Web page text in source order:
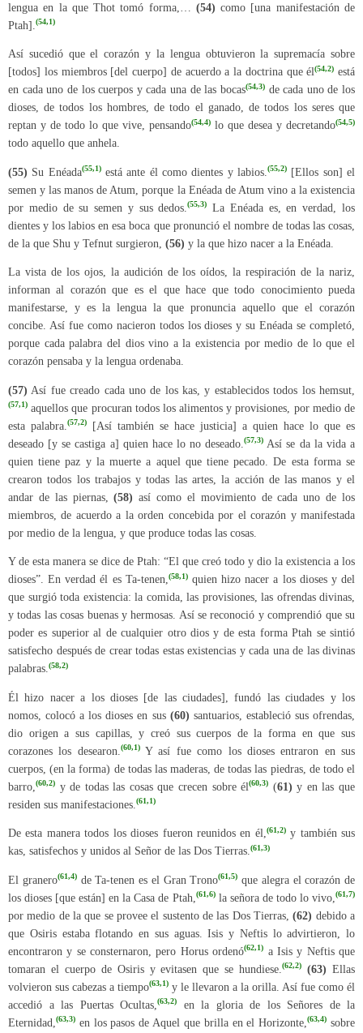
lengua en la que Thot tomó forma,… (54) como [una manifestación de
Ptah]. (54,1)
Así sucedió que el corazón y la lengua obtuvieron la supremacía sobre
[todos] los miembros [del cuerpo] de acuerdo a la doctrina que él(54,2) está
en cada uno de los cuerpos y cada una de las bocas(54,3)de cada uno de los
dioses, de todos los hombres, de todo el ganado, de todos los seres que
reptan y de todo lo que vive, pensando(54,4) lo que desea y decretando(54,5)
todo aquello que anhela.
(55) Su Enéada(55,1)está ante él como dientes y labios.(55,2) [Ellos son] el
semen y las manos de Atum, porque la Enéada de Atum vino a la existencia
por medio de su semen y sus dedos.(55,3)
La Enéada es, en verdad, los
dientes y los labios en esa boca que pronunció el nombre de todas las cosas,
de la que Shu y Tefnut surgieron, (56) y la que hizo nacer a la Enéada.
La vista de los ojos, la audición de los oídos, la respiración de la nariz,
informan al corazón que es el que hace que todo conocimiento pueda
manifestarse, y es la lengua la que pronuncia aquello que el corazón
concibe. Así fue como nacieron todos los dioses y su Enéada se completó,
porque cada palabra del dios vino a la existencia por medio de lo que el
corazón pensaba y la lengua ordenaba.
(57) Así fue creado cada uno de los kas, y establecidos todos los hemsut,
(57,1) aquellos que procuran todos los alimentos y provisiones, por medio de
esta palabra. (57,2)
[Así también se hace justicia] a quien hace lo que es
deseado [y se castiga a] quien hace lo no deseado.(57,3) Así se da la vida a
quien tiene paz y la muerte a aquel que tiene pecado. De esta forma se
crearon todos los trabajos y todas las artes, la acción de las manos y el
andar de las piernas,(58) así como el movimiento de cada uno de los
miembros, de acuerdo a la orden concebida por el corazón y manifestada
por medio de la lengua, y que produce todas las cosas.
Y de esta manera se dice de Ptah: “El que creó todo y dio la existencia a los
dioses”. En verdad él es Ta-tenen,(58,1)quien hizo nacer a los dioses y del
que surgió toda existencia: la comida, las provisiones, las ofrendas divinas,
y todas las cosas buenas y hermosas. Así se reconoció y comprendió que su
poder es superior al de cualquier otro dios y de esta forma Ptah se sintió
satisfecho después de crear todas estas existencias y cada una de las divinas
palabras.(58,2)
Él hizo nacer a los dioses [de las ciudades], fundó las ciudades y los
nomos, colocó a los dioses en sus (60) santuarios, estableció sus ofrendas,
dio origen a sus capillas, y creó sus cuerpos de la forma en que sus
corazones los desearon. (60,1)Y así fue como los dioses entraron en sus
cuerpos, (en la forma) de todas las maderas, de todas las piedras, de todo el
barro, (60,2) y de todas las cosas que crecen sobre él(60,3) (61) y en las que
residen sus manifestaciones. (61,1)
De esta manera todos los dioses fueron reunidos en él,(61,2)y también sus
kas, satisfechos y unidos al Señor de las Dos Tierras.(61,3)
El granero(61,4)de Ta-tenen es el Gran Trono(61,5) que alegra el corazón de
los dioses [que están] en la Casa de Ptah, (61,6)la señora de todo lo vivo,(61,7)
por medio de la que se provee el sustento de las Dos Tierras,(62) debido a
que Osiris estaba flotando en sus aguas. Isis y Neftis lo advirtieron, lo
encontraron y se consternaron, pero Horus ordenó(62,1) a Isis y Neftis que
tomaran el cuerpo de Osiris y evitasen que se hundiese.(62,2) (63) Ellas
volvieron sus cabezas a tiempo(63,1) y le llevaron a la orilla. Así fue como él
accedió a las Puertas Ocultas, (63,2)
en la gloria de los Señores de la
Eternidad, (63,3) en los pasos de Aquel que brilla en el Horizonte,(63,4) sobre